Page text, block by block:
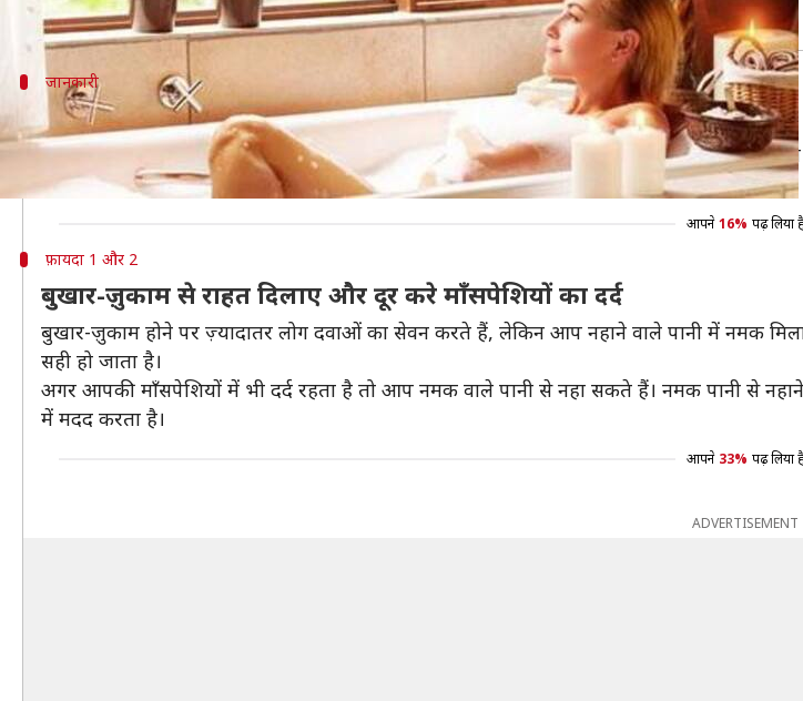
जानकारी
इस तरह से नमक मिलाकर बनाए नहाने का पानी
एक बाल्टी गुनगुना पानी लेकर उसमें 1 चम्मच सेंधा नमक, 1 चम्मच नारियल तेल मिलाएँ। अब इस
निम्न फ़ायदे मिलते हैं।
आपने 16% पढ़ लिया
फ़ायदा 1 और 2
बुखार-ज़ुकाम से राहत दिलाए और दूर करे माँसपेशियों का दर्द
बुखार-ज़ुकाम होने पर ज़्यादातर लोग दवाओं का सेवन करते हैं, लेकिन आप नहाने वाले पानी में नमक
सही हो जाता है।
अगर आपकी माँसपेशियों में भी दर्द रहता है तो आप नमक वाले पानी से नहा सकते हैं। नमक पानी से
में मदद करता है।
आपने 33% पढ़ लिया
ADVERTISEMENT